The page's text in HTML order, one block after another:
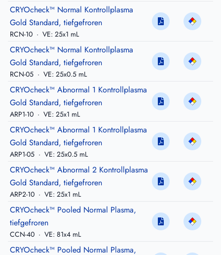
CRYOcheck™ Normal Kontrollplasma
Gold Standard, tiefgefroren
RCN-10 · VE: 25x1 mL
CRYOcheck™ Normal Kontrollplasma
Gold Standard, tiefgefroren
RCN-05 · VE: 25x0.5 mL
CRYOcheck™ Abnormal 1 Kontrollplasma
Gold Standard, tiefgefroren
ARP1-10 · VE: 25x1 mL
CRYOcheck™ Abnormal 1 Kontrollplasma
Gold Standard, tiefgefroren
ARP1-05 · VE: 25x0.5 mL
CRYOcheck™ Abnormal 2 Kontrollplasma
Gold Standard, tiefgefroren
ARP2-10 · VE: 25x1 mL
CRYOcheck™ Pooled Normal Plasma,
tiefgefroren
CCN-40 · VE: 81x4 mL
CRYOcheck™ Pooled Normal Plasma,